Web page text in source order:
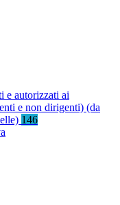
e autorizzati ai
e non dirigenti) (da
146